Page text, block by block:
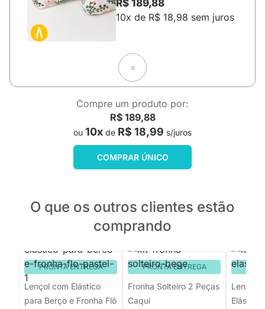
R$ 189,88
10x de R$ 18,98 sem juros
=
Compre um produto por:
R$ 189,88
ou 10x de R$ 18,99 s/juros
COMPRAR ÚNICO
O que os outros clientes estão
comprando
PRONTA ENTREGA
Lençol com Elástico
para Berço e Fronha Flô
PRONTA ENTREGA
Fronha Solteiro 2 Peças
Caqui
Lençol
Elástico